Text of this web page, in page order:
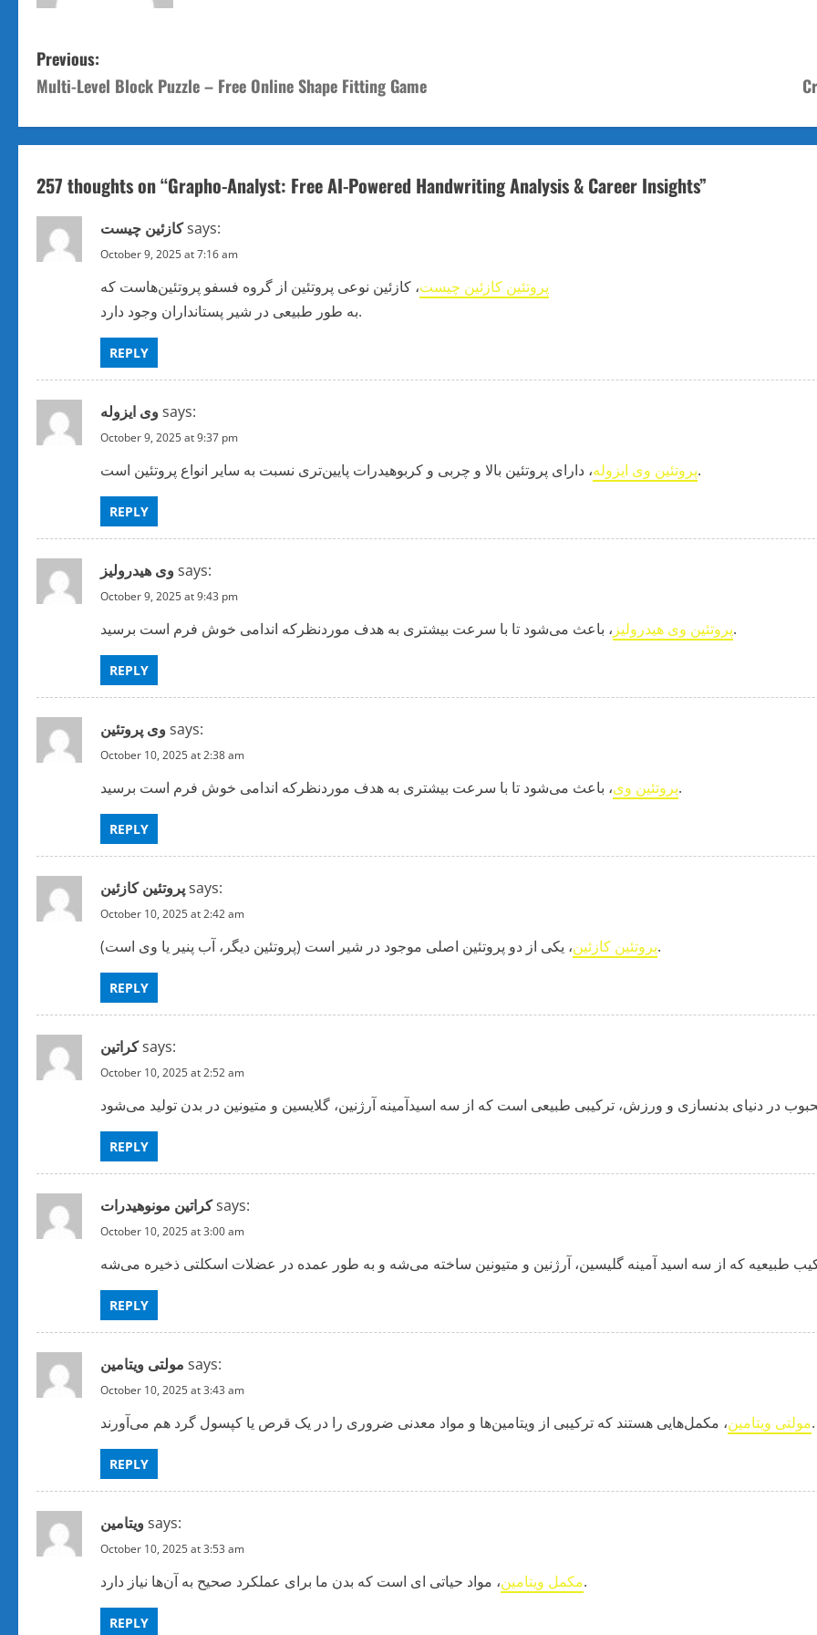
P
o
s
t
n
a
g
a
t
n
Previous:
Multi-Level Block Puzzle – Free Online Shape Fitting Game
257 thoughts on “Grapho-Analyst: Free AI-Powered Handwriting Analysis & Career Insights”
کازئین چیستsays:
October 9, 2025 at 7:16 am
پروتئین کازئین چیست، کازئین نوعی پروتئین از گروه فسفو پروتئین‌هاست که
به طور طبیعی در شیر پستانداران وجود دارد.
REPLY
وی ایزولهsays:
October 9, 2025 at 9:37 pm
پروتئین وی ایزوله، دارای پروتئین بالا و چربی و کربوهیدرات پایین‌تری نسبت به سایر انواع پروتئین است.
REPLY
وی هیدرولیزsays:
October 9, 2025 at 9:43 pm
پروتئین وی هیدرولیز، باعث می‌شود تا با سرعت بیشتری به هدف مورد‌نظرکه اندامی خوش فرم است برسید.
REPLY
وی پروتئینsays:
October 10, 2025 at 2:38 am
پروتئین وی، باعث می‌شود تا با سرعت بیشتری به هدف مورد‌نظرکه اندامی خوش فرم است برسید.
REPLY
پروتئین کازئینsays:
October 10, 2025 at 2:42 am
پروتئین کازئین، یکی از دو پروتئین اصلی موجود در شیر است (پروتئین دیگر، آب پنیر یا وی است).
REPLY
کراتینsays:
October 10, 2025 at 2:52 am
REPLY
کراتین مونوهیدراتsays:
October 10, 2025 at 3:00 am
REPLY
says:
October 10, 2025 at 3:43 am
مولتی‌ ویتامین‌، مکمل‌هایی هستند که ترکیبی از ویتامین‌ها و مواد معدنی ضروری را در یک قرص یا کپسول گرد هم می‌آورند.
REPLY
ویتامینsays:
October 10, 2025 at 3:53 am
مکمل‌ ویتامین، مواد حیاتی‌ ای است که بدن ما برای عملکرد صحیح به آن‌ها نیاز دارد.
REPLY